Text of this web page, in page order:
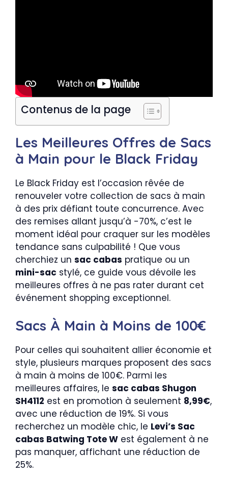
Contenus de la page
Les Meilleures Offres de Sacs
à Main pour le Black Friday
Le Black Friday est l’occasion rêvée de
renouveler votre collection de sacs à main
à des prix défiant toute concurrence. Avec
des remises allant jusqu’à -70%, c’est le
moment idéal pour craquer sur les modèles
tendance sans culpabilité ! Que vous
cherchiez un sac cabas pratique ou un
mini-sac stylé, ce guide vous dévoile les
meilleures offres à ne pas rater durant cet
événement shopping exceptionnel.
Sacs À Main à Moins de 100€
Pour celles qui souhaitent allier économie et
style, plusieurs marques proposent des sacs
à main à moins de 100€. Parmi les
meilleures affaires, le sac cabas Shugon
SH4112 est en promotion à seulement 8,99€,
avec une réduction de 19%. Si vous
recherchez un modèle chic, le Levi’s Sac
cabas Batwing Tote W est également à ne
pas manquer, affichant une réduction de
25%.